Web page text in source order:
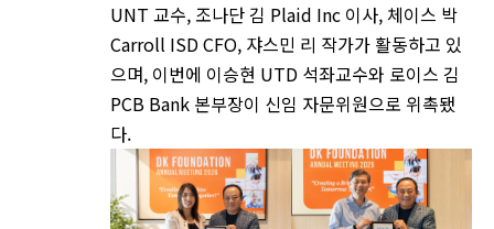
UNT 교수, 조나단 김 Plaid Inc 이사, 체이스 박
Carroll ISD CFO, 쟈스민 리 작가가 활동하고 있
으며, 이번에 이승현 UTD 석좌교수와 로이스 김
PCB Bank 본부장이 신임 자문위원으로 위촉됐
다.